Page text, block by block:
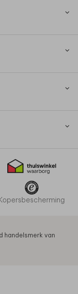
Kopersbescherming
handelsmerk van